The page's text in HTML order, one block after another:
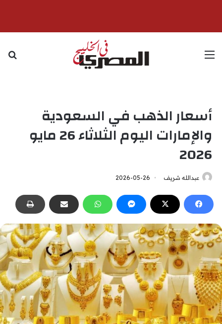
القائمة
أسعار الذهب في السعودية
والإمارات اليوم الثلاثاء 26 مايو
2026
عبدالله شريف 2026-05-26